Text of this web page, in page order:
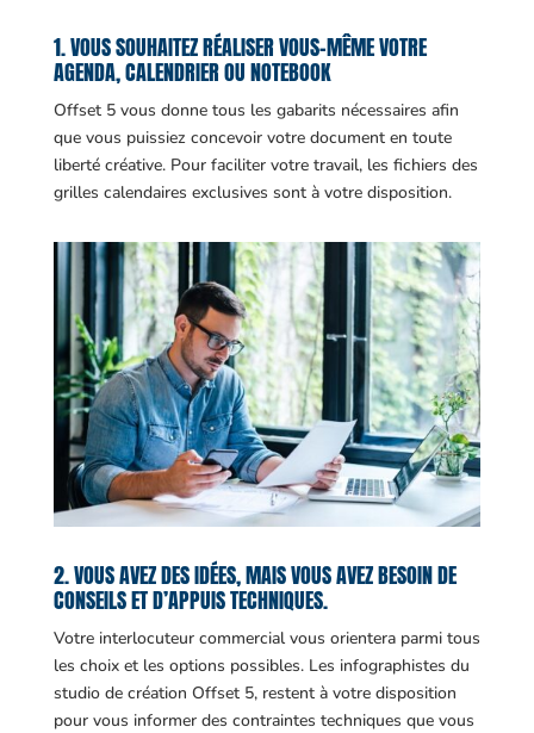
1. VOUS SOUHAITEZ RÉALISER VOUS-MÊME VOTRE
AGENDA, CALENDRIER OU NOTEBOOK
Offset 5 vous donne tous les gabarits nécessaires afin
que vous puissiez concevoir votre document en toute
liberté créative. Pour faciliter votre travail, les fichiers des
grilles calendaires exclusives sont à votre disposition.
2. VOUS AVEZ DES IDÉES, MAIS VOUS AVEZ BESOIN DE
CONSEILS ET D’APPUIS TECHNIQUES.
Votre interlocuteur commercial vous orientera parmi tous
les choix et les options possibles. Les infographistes du
studio de création Offset 5, restent à votre disposition
pour vous informer des contraintes techniques que vous